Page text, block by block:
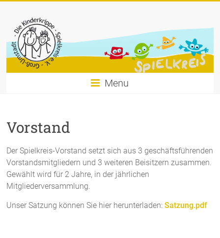
Menu
Vorstand
Der Spielkreis-Vorstand setzt sich aus 3 geschäftsführenden
Vorstandsmitgliedern und 3 weiteren Beisitzern zusammen.
Gewählt wird für 2 Jahre, in der jährlichen
Mitgliederversammlung.
Unser Satzung können Sie hier herunterladen:Satzung.pdf